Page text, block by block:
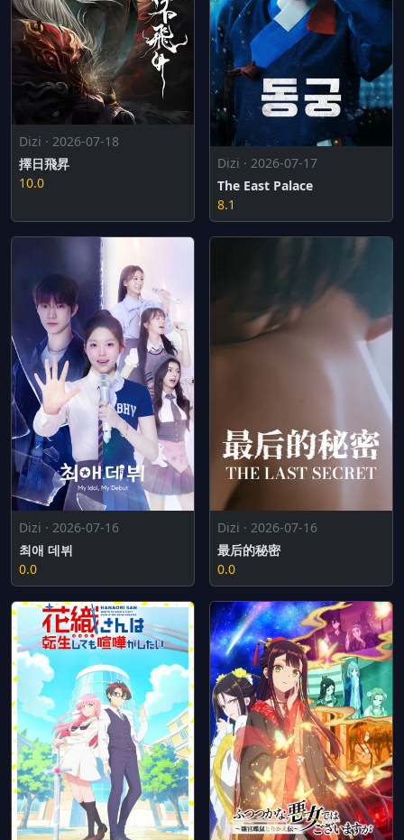
Dizi · 2026-07-18
擇日飛昇
10.0
Dizi · 2026-07-17
The East Palace
8.1
Dizi · 2026-07-16
최애 데뷔
0.0
Dizi · 2026-07-16
最后的秘密
0.0